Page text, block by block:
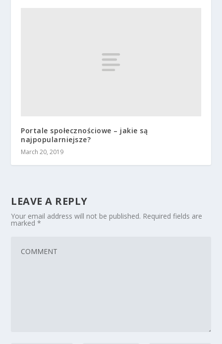
Portale społecznościowe – jakie są
najpopularniejsze?
March 20, 2019
LEAVE A REPLY
Your email address will not be published. Required fields are
marked*